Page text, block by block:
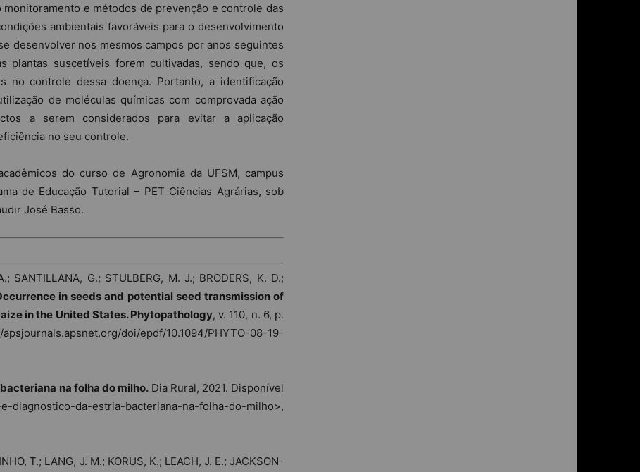
e métodos de prevenção e controle das
ambientais favoráveis para o desenvolvimento
desenvolver nos mesmos campos por anos seguintes
plantas suscetíveis forem cultivadas, sendo que, os
no controle dessa doença. Portanto, a identificação
de moléculas químicas com comprovada ação
a serem considerados para evitar a aplicação
no seu controle.
do curso de Agronomia da UFSM, campus
de Educação Tutorial – PET Ciências Agrárias, sob
José Basso.
SANTILLANA, G.; STULBERG, M. J.; BRODERS, K. D.;
in seeds and potential seed transmission of
in the United States. Phytopathology, v. 110, n. 6, p.
doi/epdf/10.1094/PHYTO-08-19-
na folha do milho.Dia Rural, 2021. Disponível
da-estria-bacteriana-na-folha-do-milho>,
T.; LANG, J. M.; KORUS, K.; LEACH, J. E.; JACKSON-